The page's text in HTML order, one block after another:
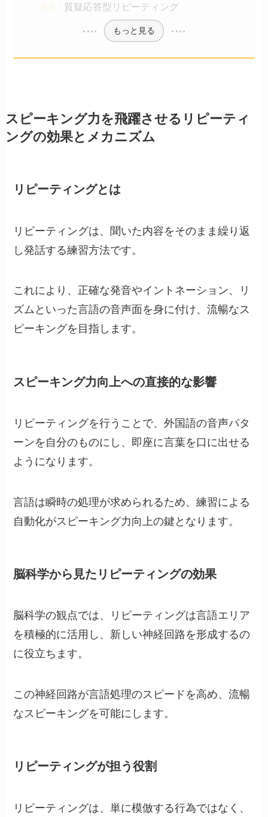
質疑応答型リピーティング
もっと見る
スピーキング力を飛躍させるリピーティ
ングの効果とメカニズム
リピーティングとは
リピーティングは、聞いた内容をそのまま繰り返
し発話する練習方法です。
これにより、正確な発音やイントネーション、リ
ズムといった言語の音声面を身に付け、流暢なス
ピーキングを目指します。
スピーキング力向上への直接的な影響
リピーティングを行うことで、外国語の音声パタ
ーンを自分のものにし、即座に言葉を口に出せる
ようになります。
言語は瞬時の処理が求められるため、練習による
自動化がスピーキング力向上の鍵となります。
脳科学から見たリピーティングの効果
脳科学の観点では、リピーティングは言語エリア
を積極的に活用し、新しい神経回路を形成するの
に役立ちます。
この神経回路が言語処理のスピードを高め、流暢
なスピーキングを可能にします。
リピーティングが担う役割
リピーティングは、単に模倣する行為ではなく、